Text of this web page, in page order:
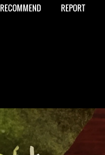
RECOMMEND REPORT